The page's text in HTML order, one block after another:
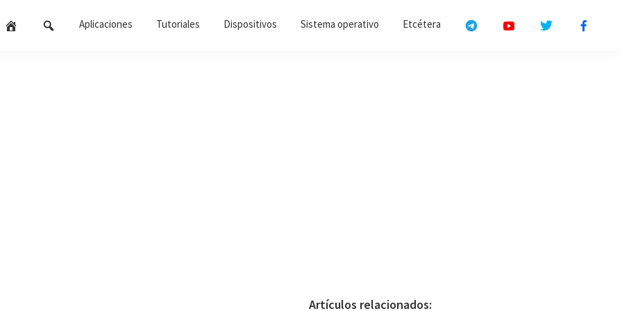
Aplicaciones Tutoriales Dispositivos Sistema operativo Etcétera
Artículos relacionados: